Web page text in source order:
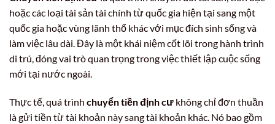
hoặc các loại tài sản tài chính từ quốc gia hiện tại sang một
quốc gia hoặc vùng lãnh thổ khác với mục đích sinh sống và
làm việc lâu dài. Đây là một khái niệm cốt lõi trong hành trình
di trú, đóng vai trò quan trọng trong việc thiết lập cuộc sống
mới tại nước ngoài.
Thực tế, quá trình chuyển tiền định cư không chỉ đơn thuần
là gửi tiền từ tài khoản này sang tài khoản khác. Nó bao gồm